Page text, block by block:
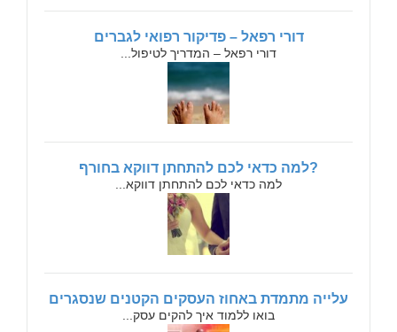
דורי רפאל – פדיקור רפואי לגברים
דורי רפאל – המדריך לטיפול...
?למה כדאי לכם להתחתן דווקא בחורף
למה כדאי לכם להתחתן דווקא...
עלייה מתמדת באחוז העסקים הקטנים שנסגרים
בואו ללמוד איך להקים עסק...